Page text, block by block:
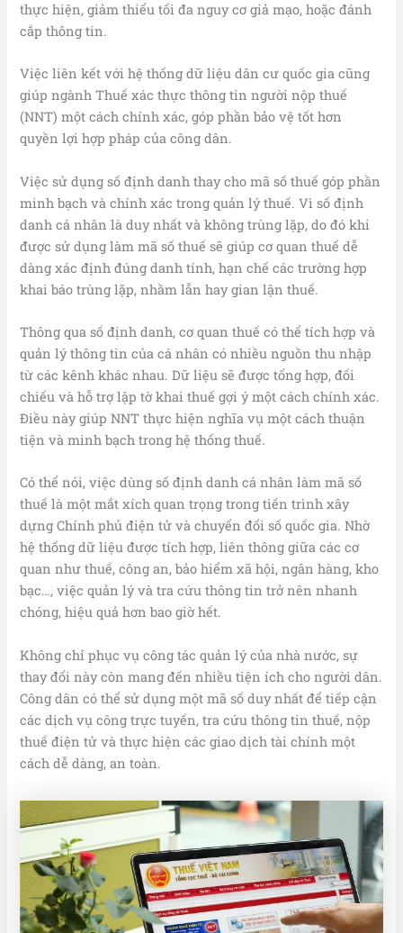
thực hiện, giảm thiểu tối đa nguy cơ giả mạo, hoặc đánh
cắp thông tin.
Việc liên kết với hệ thống dữ liệu dân cư quốc gia cũng
giúp ngành Thuế xác thực thông tin người nộp thuế
(NNT) một cách chính xác, góp phần bảo vệ tốt hơn
quyền lợi hợp pháp của công dân.
Việc sử dụng số định danh thay cho mã số thuế góp phần
minh bạch và chính xác trong quản lý thuế. Vì số định
danh cá nhân là duy nhất và không trùng lặp, do đó khi
được sử dụng làm mã số thuế sẽ giúp cơ quan thuế dễ
dàng xác định đúng danh tính, hạn chế các trường hợp
khai báo trùng lặp, nhầm lẫn hay gian lận thuế.
Thông qua số định danh, cơ quan thuế có thể tích hợp và
quản lý thông tin của cá nhân có nhiều nguồn thu nhập
từ các kênh khác nhau. Dữ liệu sẽ được tổng hợp, đối
chiếu và hỗ trợ lập tờ khai thuế gợi ý một cách chính xác.
Điều này giúp NNT thực hiện nghĩa vụ một cách thuận
tiện và minh bạch trong hệ thống thuế.
Có thể nói, việc dùng số định danh cá nhân làm mã số
thuế là một mắt xích quan trọng trong tiến trình xây
dựng Chính phủ điện tử và chuyển đổi số quốc gia. Nhờ
hệ thống dữ liệu được tích hợp, liên thông giữa các cơ
quan như thuế, công an, bảo hiểm xã hội, ngân hàng, kho
bạc…, việc quản lý và tra cứu thông tin trở nên nhanh
chóng, hiệu quả hơn bao giờ hết.
Không chỉ phục vụ công tác quản lý của nhà nước, sự
thay đổi này còn mang đến nhiều tiện ích cho người dân.
Công dân có thể sử dụng một mã số duy nhất để tiếp cận
các dịch vụ công trực tuyến, tra cứu thông tin thuế, nộp
thuế điện tử và thực hiện các giao dịch tài chính một
cách dễ dàng, an toàn.